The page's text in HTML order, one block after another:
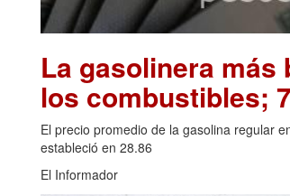
La gasolinera más
los combustibles;
El precio promedio de la gasolina regular
estableció en 28.86
El Informador